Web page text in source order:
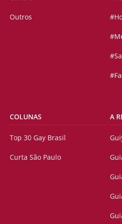
Outros
COLUNAS
Top 30 Gay Brasil
Curta São Paulo
A